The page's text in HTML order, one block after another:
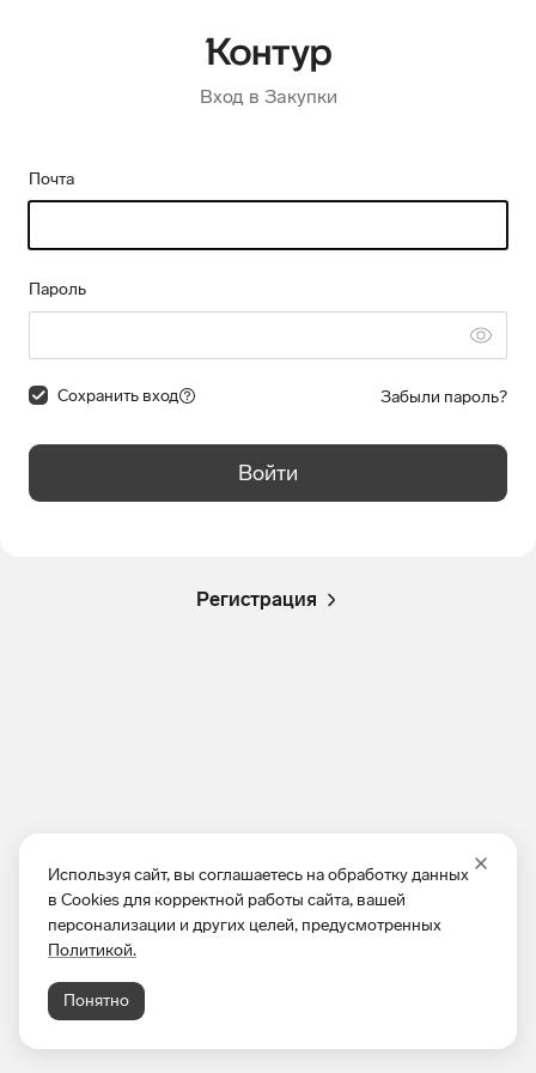
Используя сайт, вы соглашаетесь на обработку данных
в Cookies для корректной работы сайта, вашей
персонализации и других целей, предусмотренных
Политикой.
Понятно
Вход в Закупки
Почта
Пароль
Сохранить вход Забыли пароль?
Войти
Регистрация